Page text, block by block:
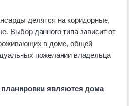
делятся на коридорные,
Выбор данного типа зависит от
в доме, общей
пожеланий владельца
являются дома